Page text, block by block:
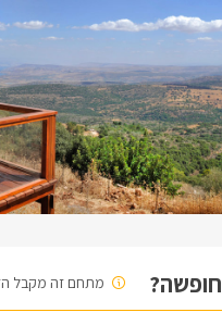
מתחם זה מקבל